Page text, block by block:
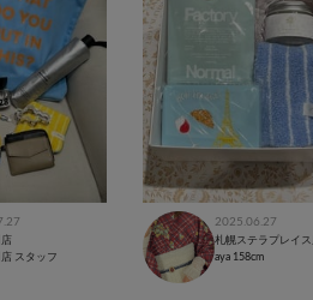
スタッフ
2025.06.27
札幌ステラプレイス
aya 158cm